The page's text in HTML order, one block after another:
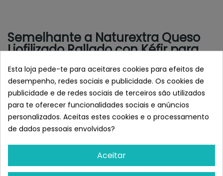
Semelhante a Naturextra Queso
Liofilizado Rallado con Kéfir para
Esta loja pede-te para aceitares cookies para efeitos de
desempenho, redes sociais e publicidade. Os cookies de
publicidade e de redes sociais de terceiros são utilizados
para te oferecer funcionalidades sociais e anúncios
personalizados. Aceitas estes cookies e o processamento
de dados pessoais envolvidos?
Aceitar